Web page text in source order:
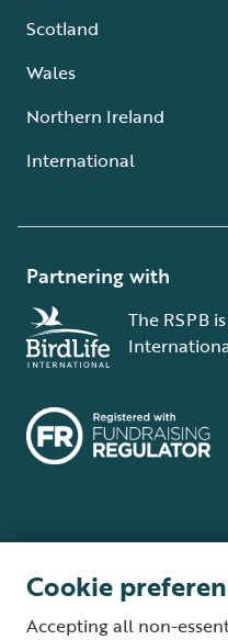
Scotland
Wales
Northern Ireland
International
Partnering with
The RSPB
Cookie
Accepting all non-